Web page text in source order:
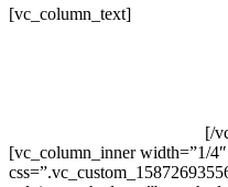
[vc_column_text]
[/
[vc_column_inner width=”1/4″